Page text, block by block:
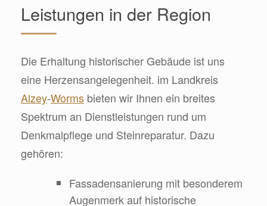
Leistungen in der Region
Die Erhaltung historischer Gebäude ist uns
eine Herzensangelegenheit. im Landkreis
Alzey-Worms bieten wir Ihnen ein breites
Spektrum an Dienstleistungen rund um
Denkmalpflege und Steinreparatur. Dazu
gehören:
Fassadensanierung mit besonderem
Augenmerk auf historische